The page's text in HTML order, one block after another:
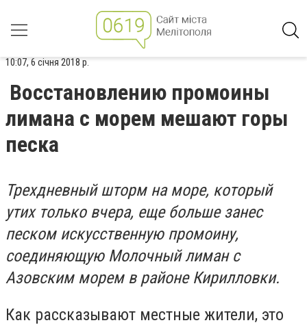
10:07, 6 січня 2018 р.
Восстановлению промоины
лимана с морем мешают горы
песка
Трехдневный шторм на море, который
утих только вчера, еще больше занес
песком искусственную промоину,
соединяющую Молочный лиман с
Азовским морем в районе Кирилловки.
Как рассказывают местные жители, это